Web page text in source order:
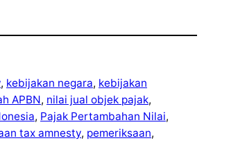
, kebijakan negara, kebijakan
APBN, nilai jual objek pajak
, Pajak Pertambahan Nilai
tax amnesty, pemeriksaan